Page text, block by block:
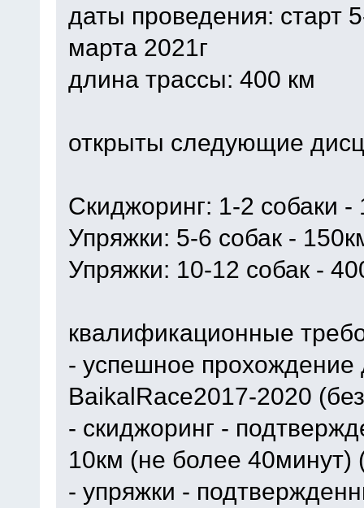
даты проведения: старт
марта 2021г
длина трассы: 400 км
открыты следующие
Скиджоринг: 1-2 собаки -
Упряжки: 5-6 собак -
Упряжки: 10-12 собак -
квалификационные
- успешное прохождение
BaikalRace2017-2020
- скиджоринг -
10км (не более 40минут)
- упряжки -